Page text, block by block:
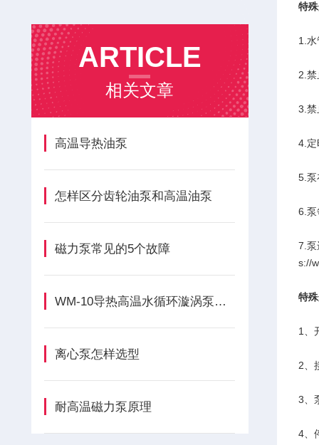
ARTICLE
相关文章
高温导热油泵
怎样区分齿轮油泵和高温油泵
磁力泵常见的5个故障
WM-10导热高温水循环漩涡泵的正确安装方法全解析
离心泵怎样选型
耐高温磁力泵原理
特
1.
2.
3.禁
4.定
5.泵
6.泵
7.
s://
特
1、
2、
3、
4、